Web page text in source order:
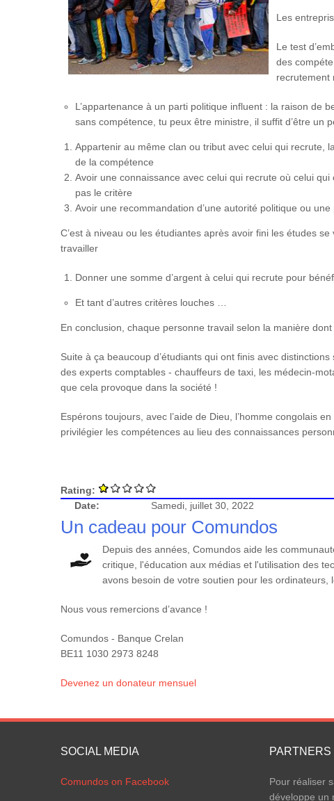
Les
Le test
des
recrutement
L’appartenance à un parti politique influent : la raison de
sans compétence, tu peux être ministre, il suffit d’être un
Appartenir au même clan ou tribut avec celui qui recrute,
de la compétence
Avoir une connaissance avec celui qui recrute où celui
pas le critère
Avoir une recommandation d’une autorité politique ou
C’est à niveau ou les étudiantes après avoir fini les études
travailler
Donner une somme d’argent à celui qui recrute pour
Et tant d’autres critères louches …
En conclusion, chaque personne travail selon la manière dont
Suite à ça beaucoup d’étudiants qui ont finis avec
des experts comptables - chauffeurs de taxi, les médecin-
que cela provoque dans la société !
Espérons toujours, avec l’aide de Dieu, l’homme congolais
privilégier les compétences au lieu des connaissances
Rating:
Date:
Samedi, juillet 30, 2022
Un cadeau pour Comundos
Depuis des années, Comundos aide les
critique, l'éducation aux médias et l'utilisation des
avons besoin de votre soutien pour les ordinateurs,
Nous vous remercions d’avance !
Comundos - Banque Crelan
BE11 1030 2973 8248
Devenez un donateur mensuel
SOCIAL MEDIA
Comundos on Facebook
PARTNERS
Pour réaliser
développe un